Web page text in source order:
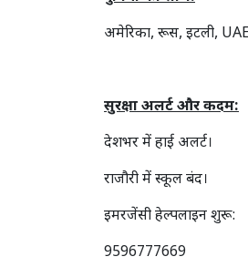
अमेरिका, रूस, इटली,
सुरक्षा अलर्ट और कदम:
देशभर में हाई अलर्ट।
राजौरी में स्कूल बंद।
इमरजेंसी हेल्पलाइन शुरू:
9596777669